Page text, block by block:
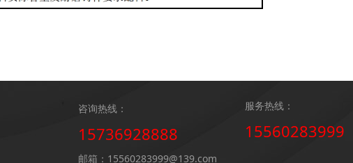
咨询热线：
15736928888
邮箱：15560283999@139.com
服务热线：
15560283999